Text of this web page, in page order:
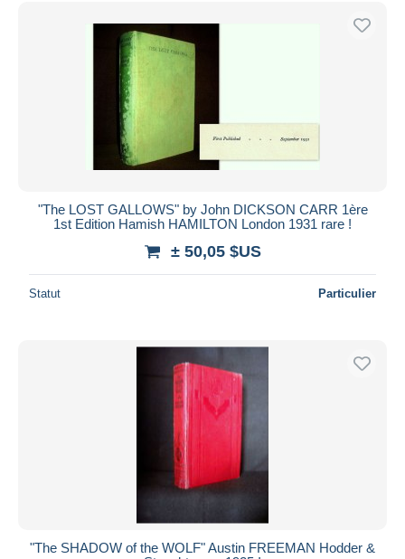
Livraison gratuite
Méthodes de paiement
PayPal
Virement bancaire
Visa
Mastercard
iDeal
Appliquer
"The LOST GALLOWS" by John DICKSON CARR 1ère
1st Edition Hamish HAMILTON London 1931 rare !
± 50,05 $US
Statut Particulier
"The SHADOW of the WOLF" Austin FREEMAN Hodder &